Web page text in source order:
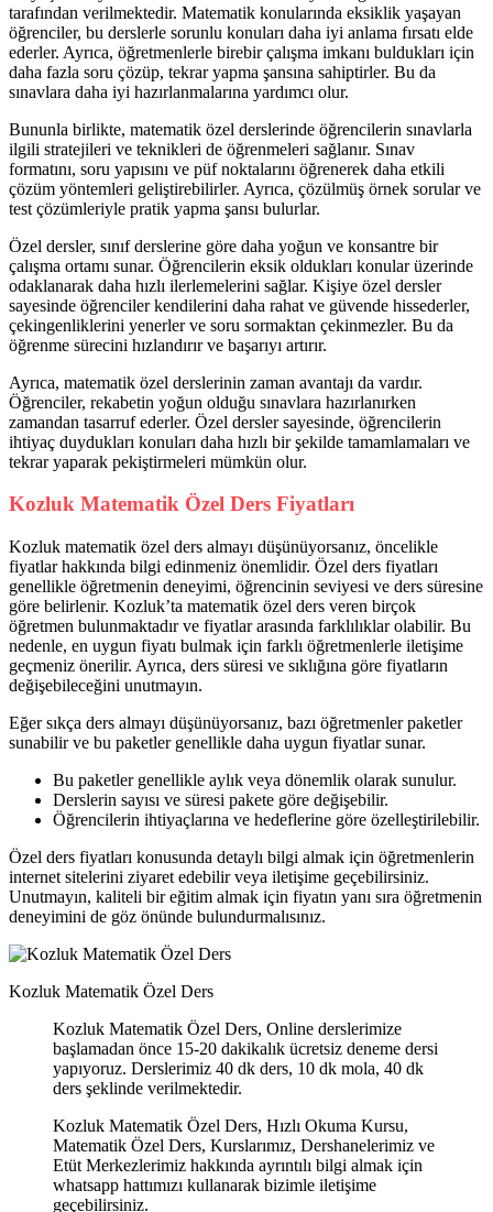
tarafından verilmektedir. Matematik konularında eksiklik yaşayan
öğrenciler, bu derslerle sorunlu konuları daha iyi anlama fırsatı elde
ederler. Ayrıca, öğretmenlerle birebir çalışma imkanı buldukları için
daha fazla soru çözüp, tekrar yapma şansına sahiptirler. Bu da
sınavlara daha iyi hazırlanmalarına yardımcı olur.
Bununla birlikte, matematik özel derslerinde öğrencilerin sınavlarla
ilgili stratejileri ve teknikleri de öğrenmeleri sağlanır. Sınav
formatını, soru yapısını ve püf noktalarını öğrenerek daha etkili
çözüm yöntemleri geliştirebilirler. Ayrıca, çözülmüş örnek sorular ve
test çözümleriyle pratik yapma şansı bulurlar.
Özel dersler, sınıf derslerine göre daha yoğun ve konsantre bir
çalışma ortamı sunar. Öğrencilerin eksik oldukları konular üzerinde
odaklanarak daha hızlı ilerlemelerini sağlar. Kişiye özel dersler
sayesinde öğrenciler kendilerini daha rahat ve güvende hissederler,
çekingenliklerini yenerler ve soru sormaktan çekinmezler. Bu da
öğrenme sürecini hızlandırır ve başarıyı artırır.
Ayrıca, matematik özel derslerinin zaman avantajı da vardır.
Öğrenciler, rekabetin yoğun olduğu sınavlara hazırlanırken
zamandan tasarruf ederler. Özel dersler sayesinde, öğrencilerin
ihtiyaç duydukları konuları daha hızlı bir şekilde tamamlamaları ve
tekrar yaparak pekiştirmeleri mümkün olur.
Kozluk Matematik Özel Ders Fiyatları
Kozluk matematik özel ders almayı düşünüyorsanız, öncelikle
fiyatlar hakkında bilgi edinmeniz önemlidir. Özel ders fiyatları
genellikle öğretmenin deneyimi, öğrencinin seviyesi ve ders süresine
göre belirlenir. Kozluk’ta matematik özel ders veren birçok
öğretmen bulunmaktadır ve fiyatlar arasında farklılıklar olabilir. Bu
nedenle, en uygun fiyatı bulmak için farklı öğretmenlerle iletişime
geçmeniz önerilir. Ayrıca, ders süresi ve sıklığına göre fiyatların
değişebileceğini unutmayın.
Eğer sıkça ders almayı düşünüyorsanız, bazı öğretmenler paketler
sunabilir ve bu paketler genellikle daha uygun fiyatlar sunar.
Bu paketler genellikle aylık veya dönemlik olarak sunulur.
Derslerin sayısı ve süresi pakete göre değişebilir.
Öğrencilerin ihtiyaçlarına ve hedeflerine göre özelleştirilebilir.
Özel ders fiyatları konusunda detaylı bilgi almak için öğretmenlerin
internet sitelerini ziyaret edebilir veya iletişime geçebilirsiniz.
Unutmayın, kaliteli bir eğitim almak için fiyatın yanı sıra öğretmenin
deneyimini de göz önünde bulundurmalısınız.
Kozluk Matematik Özel Ders
Kozluk Matematik Özel Ders, Online derslerimize
başlamadan önce 15-20 dakikalık ücretsiz deneme dersi
yapıyoruz. Derslerimiz 40 dk ders, 10 dk mola, 40 dk
ders şeklinde verilmektedir.
Kozluk Matematik Özel Ders, Hızlı Okuma Kursu,
Matematik Özel Ders, Kurslarımız, Dershanelerimiz ve
Etüt Merkezlerimiz hakkında ayrıntılı bilgi almak için
whatsapp hattımızı kullanarak bizimle iletişime
geçebilirsiniz.